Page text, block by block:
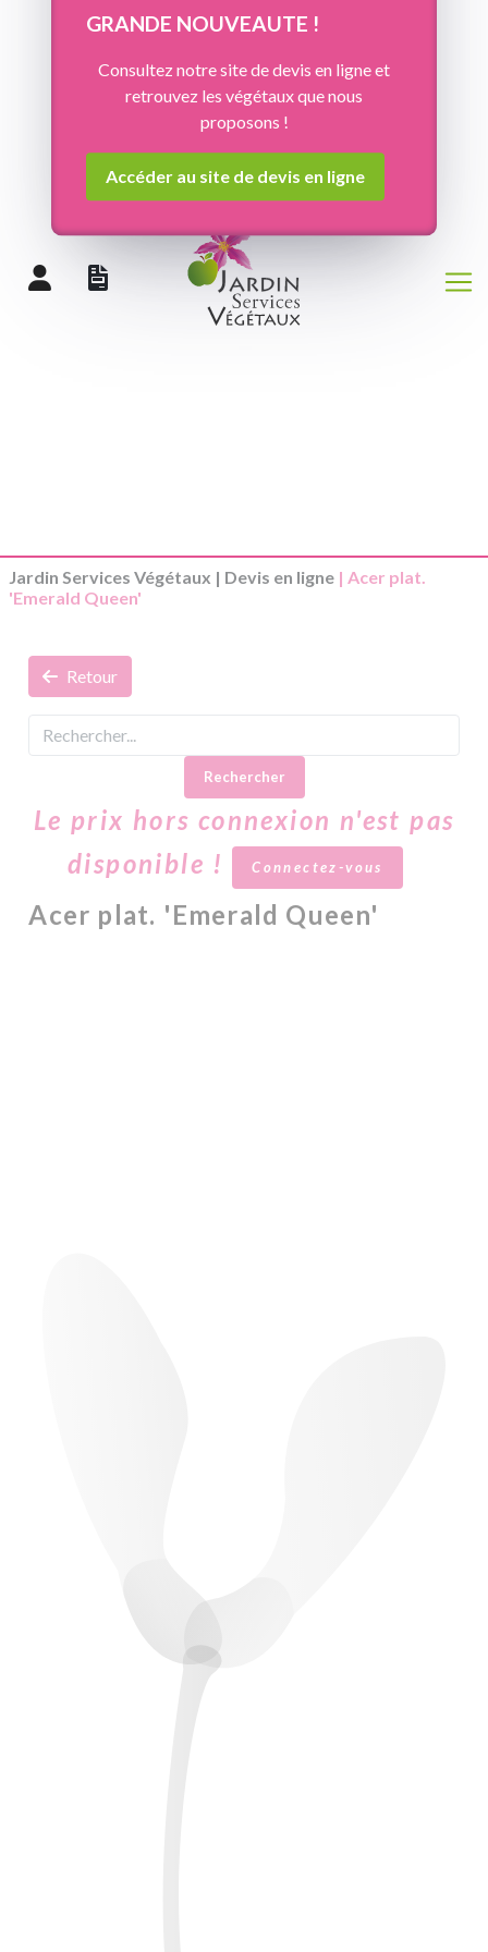
GRANDE NOUVEAUTE !
Consultez notre site de devis en ligne et
retrouvez les végétaux que nous
proposons !
Accéder au site de devis en ligne
Jardin Services Végétaux | Devis en ligne | Acer plat.
'Emerald Queen'
Retour
Rechercher
Le prix hors connexion n'est pas
disponible !
Connectez-vous
Acer plat. 'Emerald Queen'
Panneau de gestion des cookies